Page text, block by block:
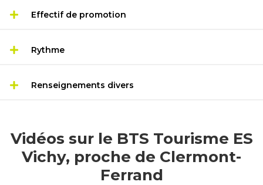
Effectif de promotion
Rythme
Renseignements divers
Vidéos sur le BTS Tourisme ES
Vichy, proche de Clermont-
Ferrand